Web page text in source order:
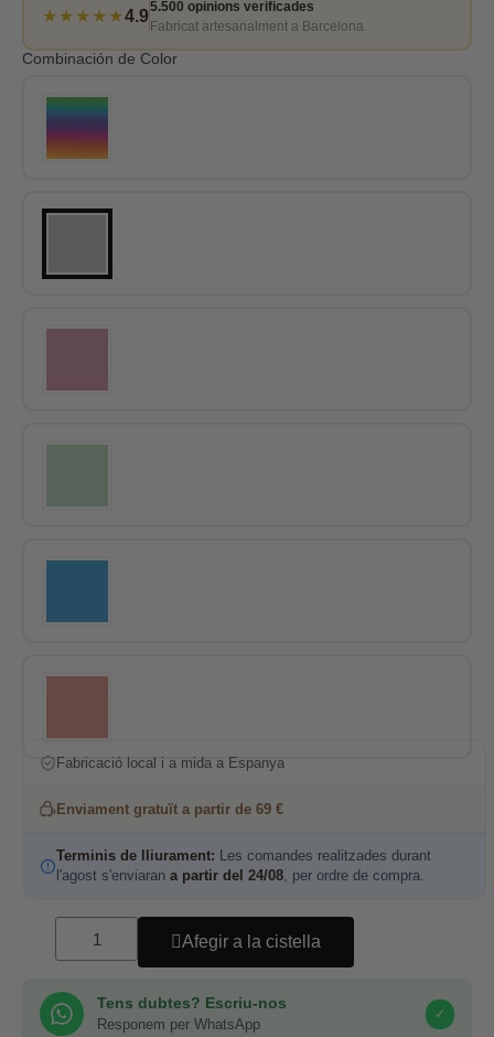
★★★★★4.9
5.500 opinions verificades
Fabricat artesanalment a Barcelona
Combinación de Color
Fabricació local i a mida a Espanya
Enviament gratuït a partir de 69 €
Terminis de lliurament: Les comandes realitzades durant
l'agost s'enviaran a partir del 24/08, per ordre de compra.
Afegir a la cistella
Tens dubtes? Escriu-nos
Responem per WhatsApp
✓